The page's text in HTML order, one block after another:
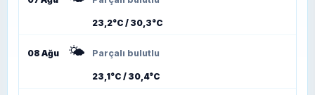
23,2°C / 30,3°C
08 Ağu 🌤️ Parçalı bulutlu
23,1°C / 30,4°C